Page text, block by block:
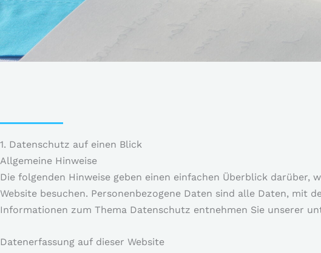
1. Datenschutz auf einen Blick
Allgemeine Hinweise
Die folgenden Hinweise geben einen einfachen Überblick darüber,
Website besuchen. Personenbezogene Daten sind alle Daten,
Informationen zum Thema Datenschutz entnehmen Sie unserer
Datenerfassung auf dieser Website